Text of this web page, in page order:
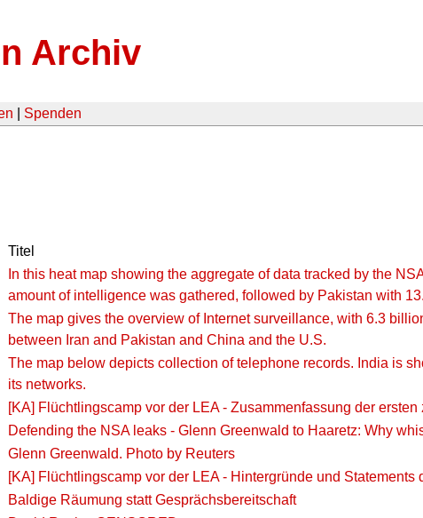
Archiv
Spenden
Titel
In this heat map showing the aggregate of data tracked by the
amount of intelligence was gathered, followed by Pakistan with
The map gives the overview of Internet surveillance, with 6.3
between Iran and Pakistan and China and the U.S.
The map below depicts collection of telephone records. India is
its networks.
[KA] Flüchtlingscamp vor der LEA - Zusammenfassung der ersten
Defending the NSA leaks - Glenn Greenwald to Haaretz: Why
Glenn Greenwald. Photo by Reuters
[KA] Flüchtlingscamp vor der LEA - Hintergründe und Statements
Baldige Räumung statt Gesprächsbereitschaft